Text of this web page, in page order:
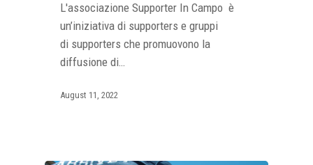
L'associazione Supporter In Campo è
un’iniziativa di supporters e gruppi
di supporters che promuovono la
diffusione di…
August 11, 2022